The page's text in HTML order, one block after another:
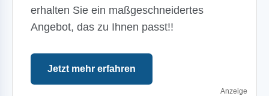
erhalten Sie ein maßgeschneidertes
Angebot, das zu Ihnen passt!!
Jetzt mehr erfahren
Anzeige